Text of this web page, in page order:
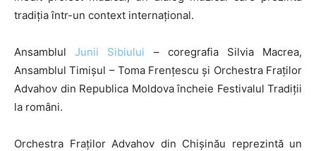
tradiția într-un context internațional.
AnsamblulJunii Sibiului – coregrafia Silvia Macrea,
Ansamblul Timișul – Toma Frențescu și Orchestra Fraților
Advahov din Republica Moldova încheie Festivalul Tradiții
la români.
Orchestra Fraților Advahov din Chișinău reprezintă un